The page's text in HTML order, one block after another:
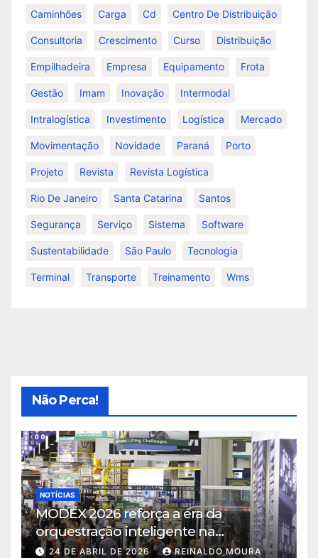
Caminhões Carga Cd Centro De Distribuição
Consultoria Crescimento Curso Distribuição
Empilhadeira Empresa Equipamento Frota
Gestão Imam Inovação Intermodal
Intralogística Investimento Logística Mercado
Movimentação Novidade Paraná Porto
Projeto Revista Revista Logística
Rio De Janeiro Santa Catarina Santos
Segurança Serviço Sistema Software
Sustentabilidade São Paulo Tecnologia
Terminal Transporte Treinamento Wms
Não Perca!
NOTÍCIAS
MODEX 2026 reforça a era da
orquestração inteligente na
intralogística
24 DE ABRIL DE 2026 REINALDO MOURA